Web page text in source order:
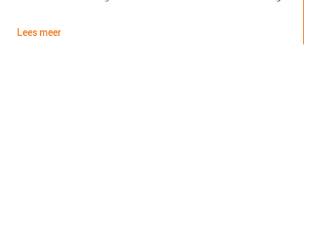
Lees meer